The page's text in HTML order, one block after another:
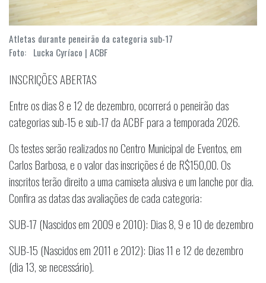
Atletas durante peneirão da categoria sub-17
Foto: Lucka Cyríaco | ACBF
INSCRIÇÕES ABERTAS
Entre os dias 8 e 12 de dezembro, ocorrerá o peneirão das
categorias sub-15 e sub-17 da ACBF para a temporada 2026.
Os testes serão realizados no Centro Municipal de Eventos, em
Carlos Barbosa, e o valor das inscrições é de R$150,00. Os
inscritos terão direito a uma camiseta alusiva e um lanche por dia.
Confira as datas das avaliações de cada categoria:
SUB-17 (Nascidos em 2009 e 2010): Dias 8, 9 e 10 de dezembro
SUB-15 (Nascidos em 2011 e 2012): Dias 11 e 12 de dezembro
(dia 13, se necessário).